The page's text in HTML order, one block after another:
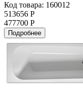
Код товара: 160012
513656 Р
477700 Р
Подробнее